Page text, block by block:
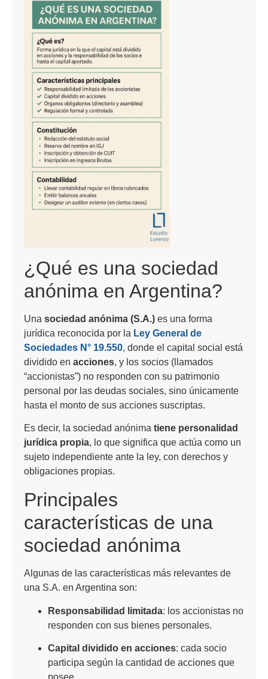
¿Qué es una sociedad
anónima en Argentina?
Una sociedad anónima (S.A.) es una forma
jurídica reconocida por la Ley General de
Sociedades N° 19.550, donde el capital social está
dividido en acciones, y los socios (llamados
“accionistas”) no responden con su patrimonio
personal por las deudas sociales, sino únicamente
hasta el monto de sus acciones suscriptas.
Es decir, la sociedad anónima tiene personalidad
jurídica propia, lo que significa que actúa como un
sujeto independiente ante la ley, con derechos y
obligaciones propias.
Principales
características de una
sociedad anónima
Algunas de las características más relevantes de
una S.A. en Argentina son:
Responsabilidad limitada: los accionistas no
responden con sus bienes personales.
Capital dividido en acciones: cada socio
participa según la cantidad de acciones que
posee.